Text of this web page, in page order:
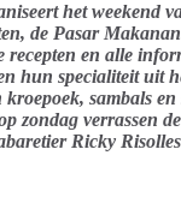
het weekend
de Pasar
recepten en alle
hun specialiteit uit
kroepoek, sambals
zondag verrassen
Ricky